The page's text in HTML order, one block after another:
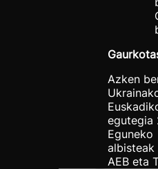
Azken
egutegia
Eguneko
albisteak
AEB eta